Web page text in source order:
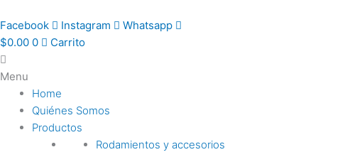
al
contenido
Facebook Instagram
Whatsapp
$0.00 0 Carrito
Menu
Home
Quiénes Somos
Productos
Rodamientos y accesorios